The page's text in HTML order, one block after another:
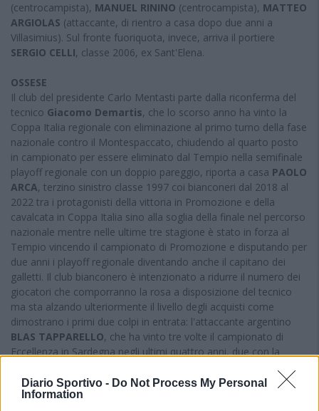
Diario Sportivo - Do Not Process My Personal
Information
(centrocampista), MANUEL RININO (centrocampista), MATTEO
ARGIOLAS (attaccante, di rientro a casa dopo due anni a
Villasimius). Sul fronte fuoriquota, invece, arriva il portiere
SERGIO CELLI, classe 2006, ex Sant'Elena.
OSSESE
Il club del presidente Carlo Mentasti parte dalla riconferma del
tecnico Giacomo Demartis, che lo scorso anno ha vinto la
Coppa Italia regionale con eliminazione al primo turno della fase
nazionale contro il Montespaccato, chiudendo al quarto posto
in campionato per essere eliminato dal Tempio nella semifinale
playoff regionale con un doppio pareggio, riporta a casa PAOLO
ARCA, terzino sinistro classe 1997 coi bianconeri dal 2018 al
2022 tra i protagonisti della vittoria in Promozione e della
cavalcata in Coppa Italia sino alla soglia della finale nel percorso
nazionale mentre nelle ultime tre stagione è stato in forza al
Tempio vincendo il campionato di Promozione e disputando per
due anni i playoff regionale diventando anche il capitano dei
galletti. Il club bianconero è intenzionato a ridurre il numero dei
giocatori che comporranno la rosa a disposizione del tecnico
ma sta alzando ulteriormente il livello degli acquisti come
dimostrano i primi due colpi in entrata: l'attaccante argentino
BLAS TAPPARELLO, che ha vinto tre volte il campionato di
Eccellenza in Sardegna negli ultimi quattro anni, due con la
di ritorno nel 2023-24 perché proveniente dal Cittanova) e uno,
l'anno scorso, con quella del Budoni quando ha segnato 6 gol